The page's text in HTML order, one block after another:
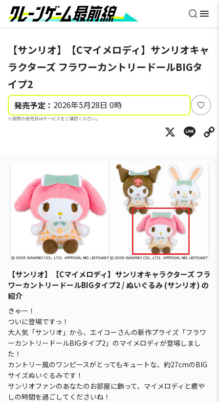
【サンリオ】【Cマイメロディ】サンリオキャ
ラクターズ フラワーカントリードールBIGタ
イプ2
発売予定： 2026年5月28日 0時
※実際の発売日はサービスをご確認ください。
い
ね
X
【サンリオ】【Cマイメロディ】サンリオキャラクターズ フラ
ワーカントリードールBIGタイプ2 / ぬいぐるみ (サンリオ) の
紹介
きゃー！
ついに登場ですっ！
大人気「サンリオ」から、エイコーさんの新作プライズ「フラワ
ーカントリードールBIGタイプ2」のマイメロディが登場しまし
た！
カントリー風のワンピースがとってもキュートな、約27cmのBIG
サイズぬいぐるみです！
サンリオファンのあなたのお部屋に飾って、マイメロディと癒や
しの時間を過ごしてくださいね！